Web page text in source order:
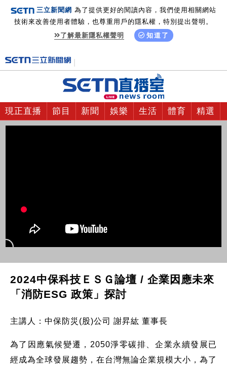
三立新聞網 為了提供更好的閱讀內容，我們使用相關網站
技術來改善使用者體驗，也尊重用戶的隱私權，特別提出聲明。
了解最新隱私權聲明
知道了
現正直播 節目 新聞 娛樂 生活 體育 精選
2024中保科技ＥＳＧ論壇 / 企業因應未來
「消防ESG 政策」探討
主講人：中保防災(股)公司 謝昇紘 董事長
為了因應氣候變遷，2050淨零碳排、企業永續發展已
經成為全球發展趨勢，在台灣無論企業規模大小，為了